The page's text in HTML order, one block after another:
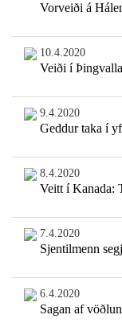
Vorveiði á
10.4.2020
Veiði í
9.4.2020
Geddur taka í
8.4.2020
Veitt í Kanada:
7.4.2020
Sjentilmenn
6.4.2020
Sagan af